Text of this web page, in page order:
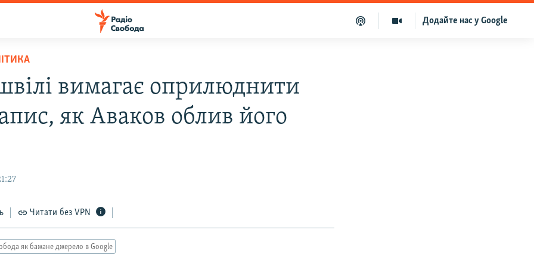
Додайте нас у Google
вимагає оприлюднити
як Аваков облив його
Читати без VPN
як бажане джерело в Google